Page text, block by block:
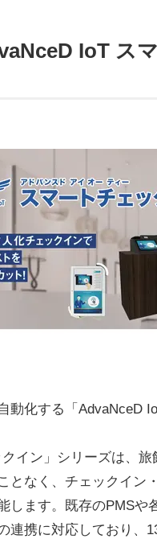
IoT ス
動化する「AdvaNceD
クイン」シリーズは、
となく、チェックイ
します。既存のPMS
連携に対応しており